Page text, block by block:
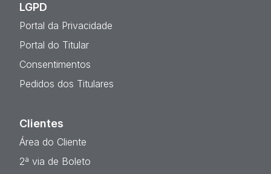
LGPD
Portal da Privacidade
Portal do Titular
Consentimentos
Pedidos dos Titulares
Clientes
Área do Cliente
2ª via de Boleto